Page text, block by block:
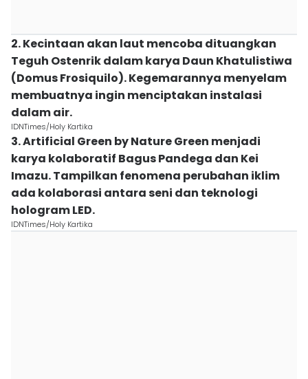
2. Kecintaan akan laut mencoba dituangkan
Teguh Ostenrik dalam karya Daun Khatulistiwa
(Domus Frosiquilo). Kegemarannya menyelam
membuatnya ingin menciptakan instalasi
dalam air.
IDNTimes/Holy Kartika
3. Artificial Green by Nature Green menjadi
karya kolaboratif Bagus Pandega dan Kei
Imazu. Tampilkan fenomena perubahan iklim
ada kolaborasi antara seni dan teknologi
hologram LED.
IDNTimes/Holy Kartika